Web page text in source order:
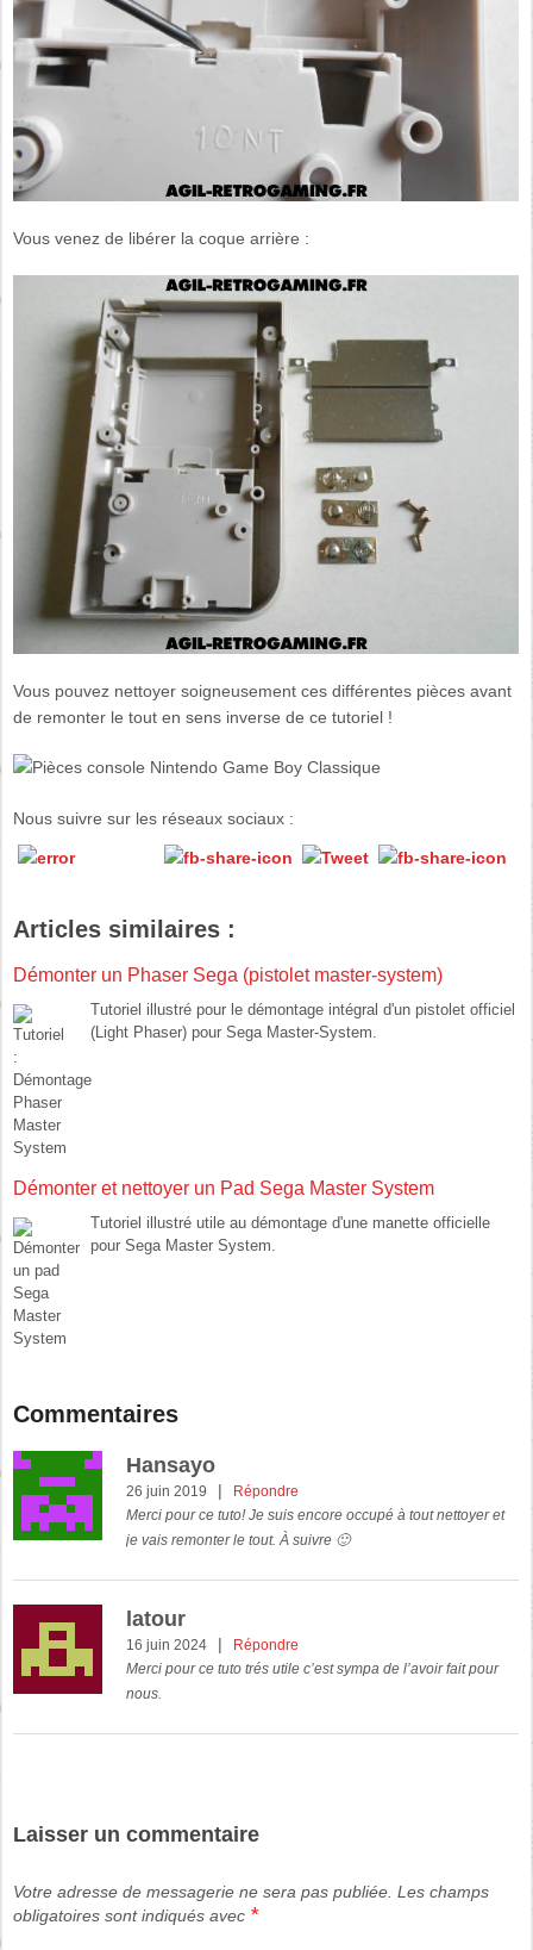
Vous venez de libérer la coque arrière :
Vous pouvez nettoyer soigneusement ces différentes pièces avant
de remonter le tout en sens inverse de ce tutoriel !
Nous suivre sur les réseaux sociaux :
Articles similaires :
Démonter un Phaser Sega (pistolet master-system)
Tutoriel illustré pour le démontage intégral d'un pistolet officiel
(Light Phaser) pour Sega Master-System.
Démonter et nettoyer un Pad Sega Master System
Tutoriel illustré utile au démontage d'une manette officielle
pour Sega Master System.
Commentaires
Hansayo
26 juin 2019 |
Répondre
Merci pour ce tuto! Je suis encore occupé à tout nettoyer et
je vais remonter le tout. À suivre 🙂
latour
16 juin 2024 |
Répondre
Merci pour ce tuto trés utile c’est sympa de l’avoir fait pour
nous.
Laisser un commentaire
Votre adresse de messagerie ne sera pas publiée. Les champs
obligatoires sont indiqués avec *